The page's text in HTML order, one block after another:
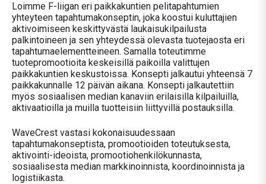
Loimme F-liigan eri paikkakuntien pelitapahtumien
yhteyteen tapahtumakonseptin, joka koostui kuluttajien
aktivoimiseen keskittyvästä laukaisukilpailusta
palkintoineen ja sen yhteydessä olevasta tuotejaosta eri
tapahtumaelementteineen. Samalla toteutimme
tuotepromootioita keskeisillä paikoilla valittujen
paikkakuntien keskustoissa. Konsepti jalkautui yhteensä 7
paikkakunnalle 12 päivän aikana. Konsepti jalkautettiin
myös sosiaalisen median kanaviin erilaisilla kilpailuilla,
aktivaatioilla ja muilla tuotteisiin liittyvillä postauksilla.
WaveCrest vastasi kokonaisuudessaan
tapahtumakonseptista, promootioiden toteutuksesta,
aktivointi-ideoista, promootiohenkilökunnasta,
sosiaalisesta median markkinoinnista, koordinoinnista ja
logistiikasta.